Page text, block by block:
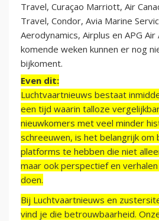
Travel, Curaçao Marriott, Air
Travel, Condor, Avia Marine
Aerodynamics, Airplus en APG Air
komende weken kunnen er nog
bijkoment.
Even dit:
Luchtvaartnieuws bestaat
een tijd waarin talloze
nieuwkomers met veel minder
schreeuwen, is het belangrijk om
platforms te hebben die niet
maar ook perspectief en
doen.
Bij Luchtvaartnieuws en
vind je die betrouwbaarheid.